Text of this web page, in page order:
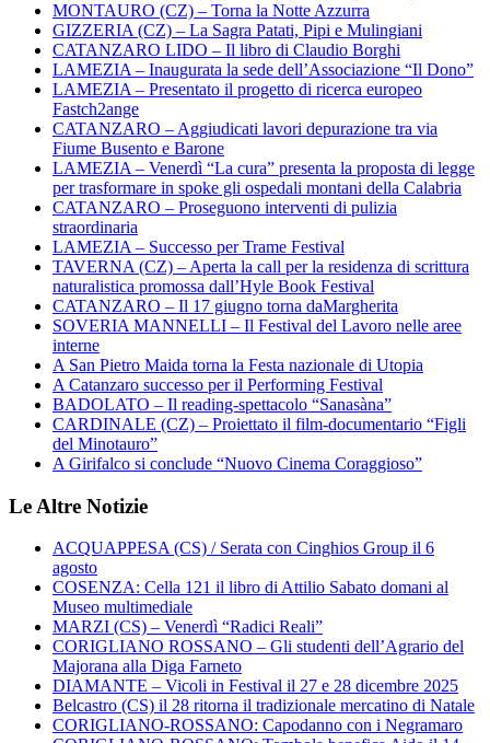
MONTAURO (CZ) – Torna la Notte Azzurra
GIZZERIA (CZ) – La Sagra Patati, Pipi e Mulingiani
CATANZARO LIDO – Il libro di Claudio Borghi
LAMEZIA – Inaugurata la sede dell’Associazione “Il Dono”
LAMEZIA – Presentato il progetto di ricerca europeo
Fastch2ange
CATANZARO – Aggiudicati lavori depurazione tra via
Fiume Busento e Barone
LAMEZIA – Venerdì “La cura” presenta la proposta di legge
per trasformare in spoke gli ospedali montani della Calabria
CATANZARO – Proseguono interventi di pulizia
straordinaria
LAMEZIA – Successo per Trame Festival
TAVERNA (CZ) – Aperta la call per la residenza di scrittura
naturalistica promossa dall’Hyle Book Festival
CATANZARO – Il 17 giugno torna daMargherita
SOVERIA MANNELLI – Il Festival del Lavoro nelle aree
interne
A San Pietro Maida torna la Festa nazionale di Utopia
A Catanzaro successo per il Performing Festival
BADOLATO – Il reading-spettacolo “Sanasàna”
CARDINALE (CZ) – Proiettato il film-documentario “Figli
del Minotauro”
A Girifalco si conclude “Nuovo Cinema Coraggioso”
Le Altre Notizie
ACQUAPPESA (CS) / Serata con Cinghios Group il 6
agosto
COSENZA: Cella 121 il libro di Attilio Sabato domani al
Museo multimediale
MARZI (CS) – Venerdì “Radici Reali”
CORIGLIANO ROSSANO – Gli studenti dell’Agrario del
Majorana alla Diga Farneto
DIAMANTE – Vicoli in Festival il 27 e 28 dicembre 2025
Belcastro (CS) il 28 ritorna il tradizionale mercatino di Natale
CORIGLIANO-ROSSANO: Capodanno con i Negramaro